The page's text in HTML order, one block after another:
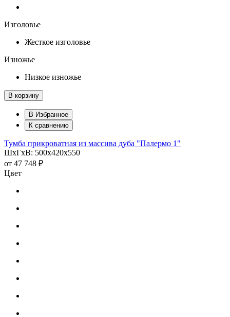
Изголовье
Жесткое изголовье
Изножье
Низкое изножье
В корзину
В Избранное
К сравнению
Тумба прикроватная из массива дуба "Палермо 1"
ШхГхВ: 500х420х550
от 47 748 ₽
Цвет